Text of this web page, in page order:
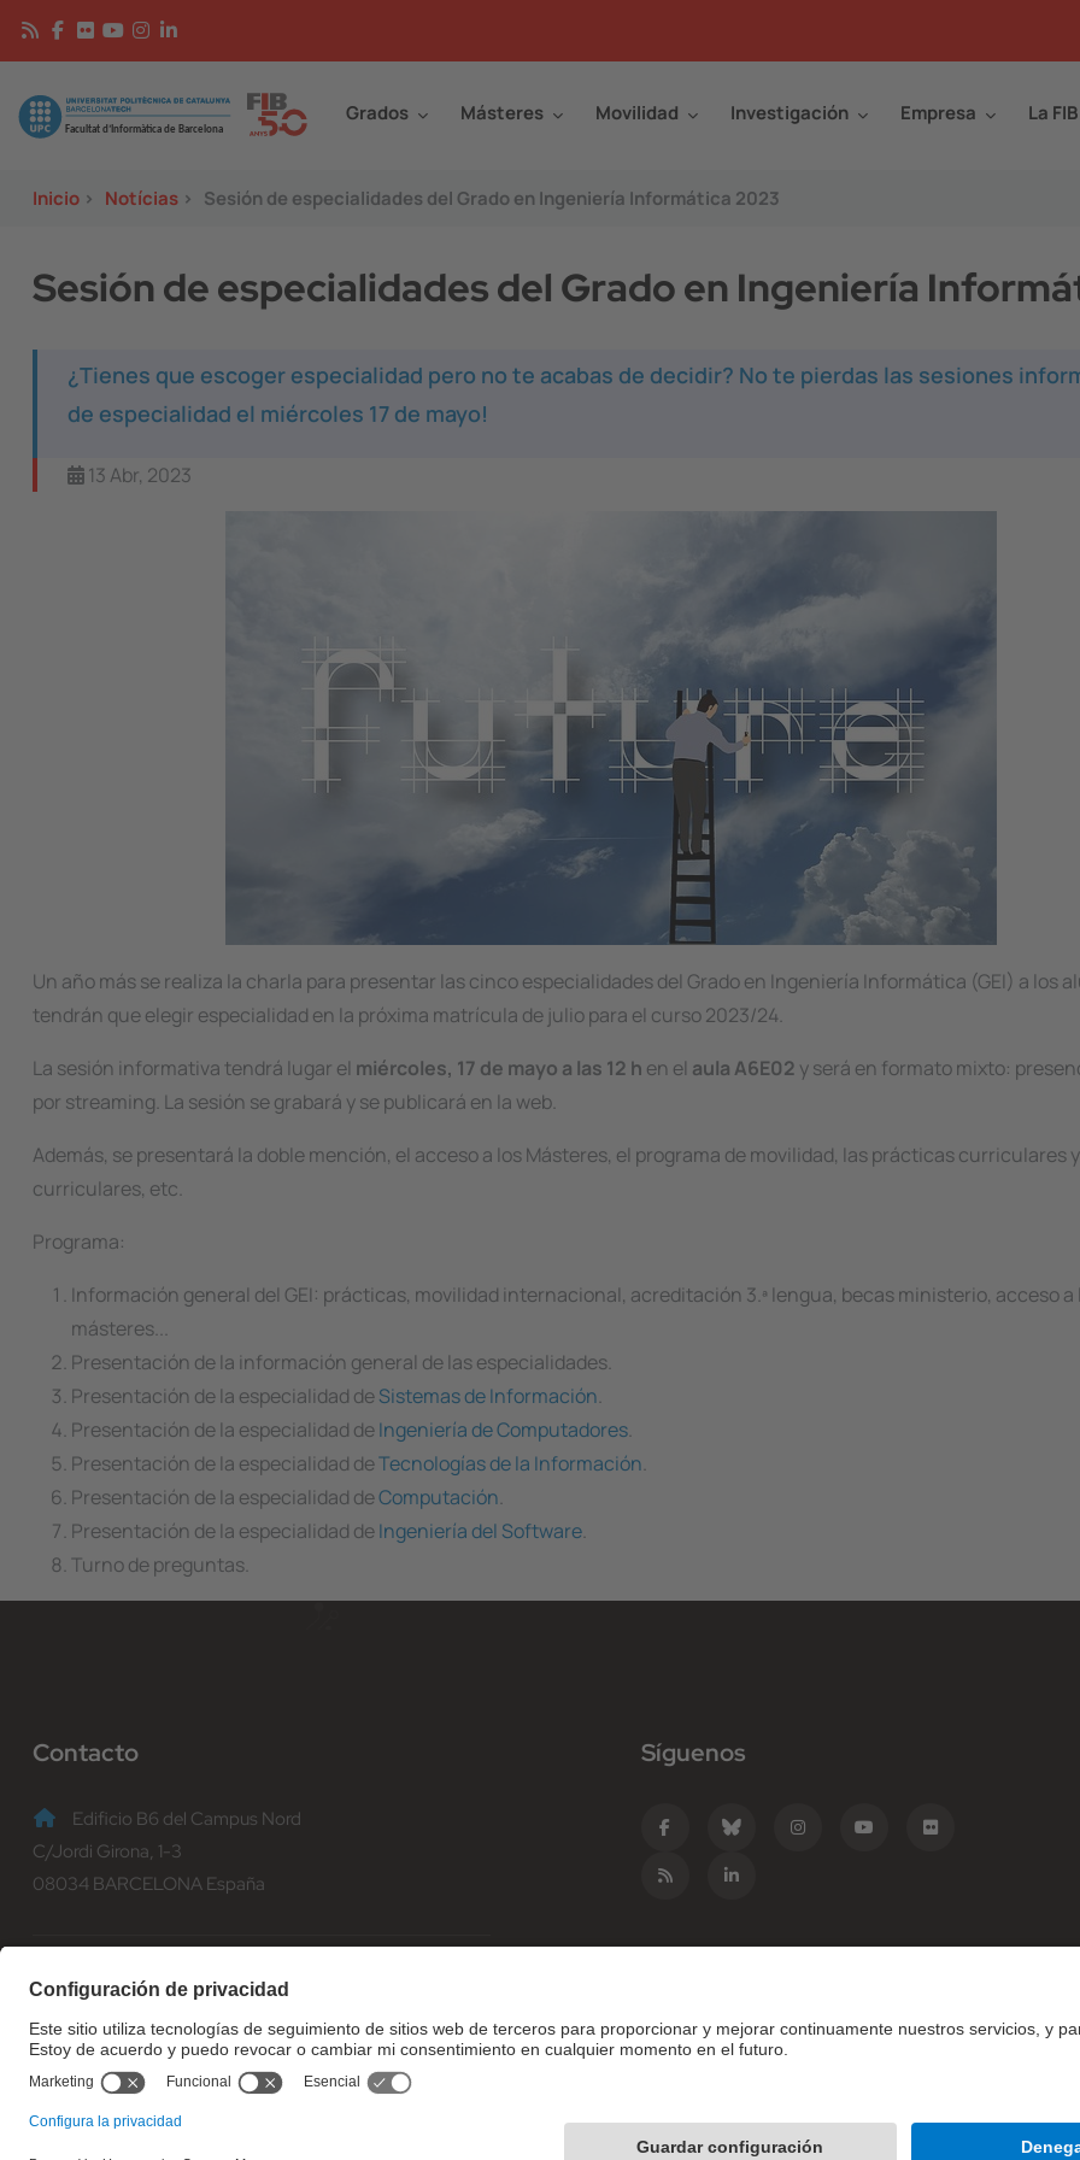
Pasar al contenido principal
Image Grados Másteres Movilidad Investigación Empresa La FIB
Inicio > Notícias > Sesión de especialidades del Grado en Ingeniería Informática 2023
Sesión de especialidades del Grado en Ingeniería
¿Tienes que escoger especialidad pero no te acabas de decidir? No te pierdas las sesiones
de especialidad el miércoles 17 de mayo!
13 Abr, 2023
Un año más se realiza la charla para presentar las cinco especialidades del Grado en Ingeniería Informática (GEI) a los
tendrán que elegir especialidad en la próxima matrícula de julio para el curso 2023/24.
La sesión informativa tendrá lugar el miércoles, 17 de mayo a las 12 h en el aula A6E02 y será en formato mixto:
por streaming. La sesión se grabará y se publicará en la web.
Además, se presentará la doble mención, el acceso a los Másteres, el programa de movilidad, las prácticas curriculares
curriculares, etc.
Programa:
Información general del GEI: prácticas, movilidad internacional, acreditación 3.ª lengua, becas ministerio, acceso a
másteres...
Presentación de la información general de las especialidades.
Presentación de la especialidad deSistemas de Información.
Presentación de la especialidad deIngeniería de Computadores.
Presentación de la especialidad deTecnologías de la Información.
Presentación de la especialidad deComputación.
Presentación de la especialidad deIngeniería del Software.
Turno de preguntas.
Contacto
Edificio B6 del Campus Nord
C/Jordi Girona, 1-3
08034 BARCELONA España
informacio@fib.upc.edu
Síguenos
© Facultat d'Informàtica de Barcelona - Universitat Politècnica de Catalunya - BarcelonaTech